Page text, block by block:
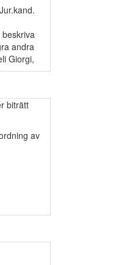
andra
Giorgi,
biträtt
av